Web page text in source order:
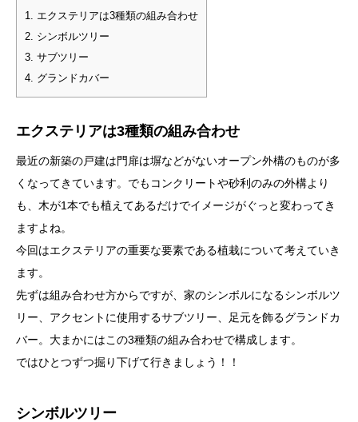
1. エクステリアは3種類の組み合わせ
2. シンボルツリー
3. サブツリー
4. グランドカバー
エクステリアは3種類の組み合わせ
最近の新築の戸建は門扉は塀などがないオープン外構のものが多
くなってきています。でもコンクリートや砂利のみの外構より
も、木が1本でも植えてあるだけでイメージがぐっと変わってき
ますよね。
今回はエクステリアの重要な要素である植栽について考えていき
ます。
先ずは組み合わせ方からですが、家のシンボルになるシンボルツ
リー、アクセントに使用するサブツリー、足元を飾るグランドカ
バー。大まかにはこの3種類の組み合わせで構成します。
ではひとつずつ掘り下げて行きましょう！！
シンボルツリー